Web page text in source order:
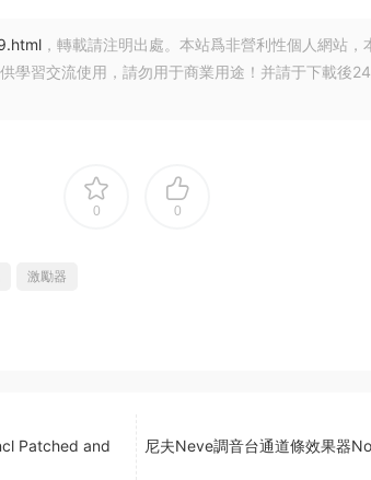
，轉載請注明出處。本站爲非營利性個人網站
學習交流使用，請勿用于商業用途！并請于下載後
0 0
激勵器
Patched and
尼夫Neve調音台通道條效果器